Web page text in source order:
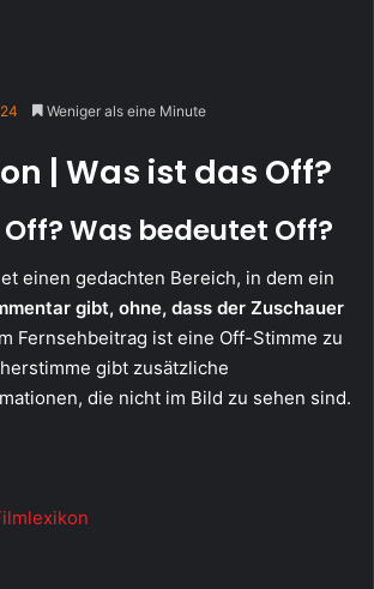
Weniger als eine Minute
| Was ist das Off?
Was bedeutet Off?
einen gedachten Bereich, in dem ein
gibt, ohne, dass der Zuschauer
Fernsehbeitrag ist eine Off-Stimme zu
gibt zusätzliche
die nicht im Bild zu sehen sind.